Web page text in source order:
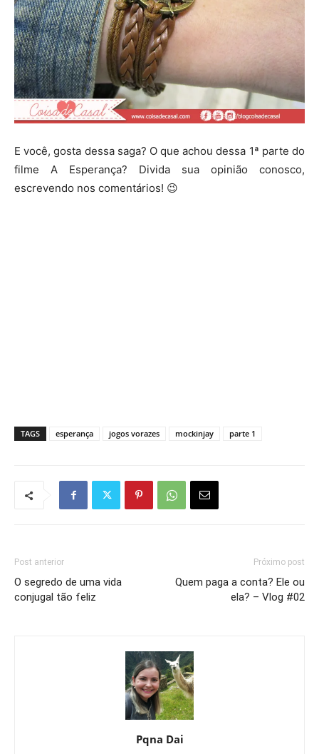
E você, gosta dessa saga? O que achou dessa 1ª parte do
filme A Esperança? Divida sua opinião conosco,
escrevendo nos comentários! 😉
TAGS esperança jogos vorazes mockinjay parte 1
Post anterior
O segredo de uma vida
conjugal tão feliz
Próximo post
Quem paga a conta? Ele ou
ela? – Vlog #02
Pqna Dai